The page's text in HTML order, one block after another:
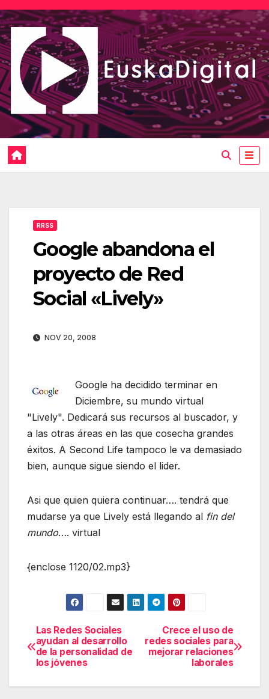
Saltar
al
contenido
RRSS
Google abandona el
proyecto de Red
Social «Lively»
NOV 20, 2008
Google ha decidido terminar en
Diciembre, su mundo virtual
"Lively". Dedicará sus recursos al buscador, y
a las otras áreas en las que cosecha grandes
éxitos. A Second Life tampoco le va demasiado
bien, aunque sigue siendo el lider.
Asi que quien quiera continuar…. tendrá que
mudarse ya que Lively está llegando al fin del
mundo…. virtual
{enclose 1120/02.mp3}
Navegación
de
entradas
Crece el uso de
redes sociales para
mejorar relaciones
laborales
Las Redes Sociales
ayudan al desarrollo
de la personalidad de
los jóvenes